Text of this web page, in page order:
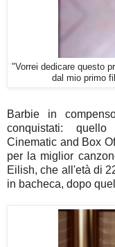
"Vorrei dedicare questo
dal mio primo
Barbie in
conquistati:
Cinematic and Box
per la miglior
Eilish, che all'età di
in bacheca, dopo